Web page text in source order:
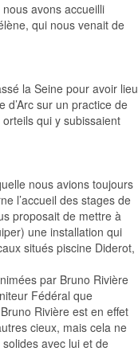
avons accueilli
qui nous venait de
la Seine pour avoir lieu
d’Arc sur un practice de
qui y subissaient
nous avions toujours
l’accueil des stages de
proposait de mettre à
une installation qui
situés piscine Diderot,
par Bruno Rivière
Fédéral que
Rivière est en effet
cieux, mais cela ne
avec lui et de